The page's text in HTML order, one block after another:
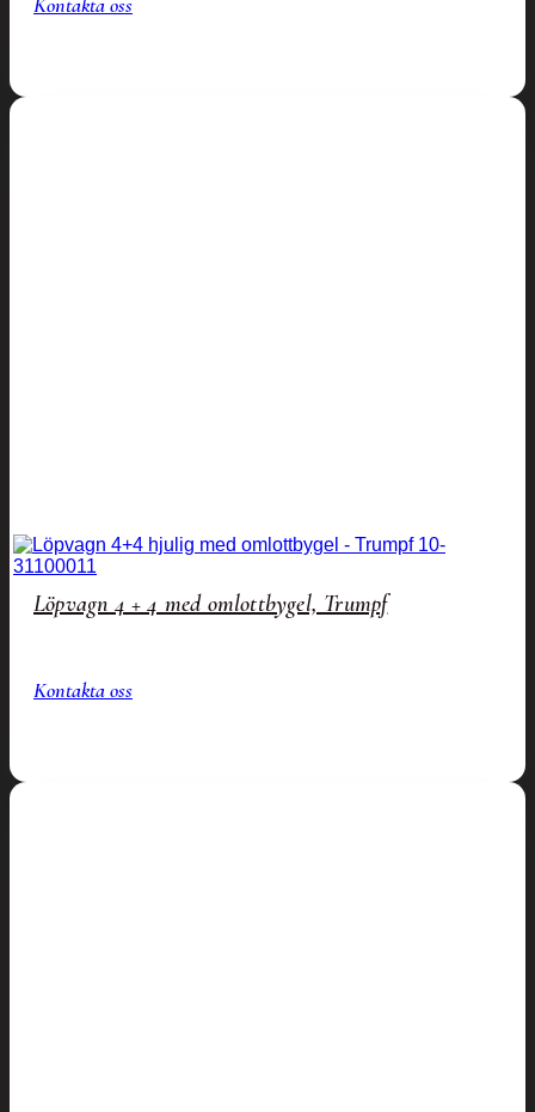
Löpvagn 4 + 4 med omlottbygel, Trumpf
Kontakta oss